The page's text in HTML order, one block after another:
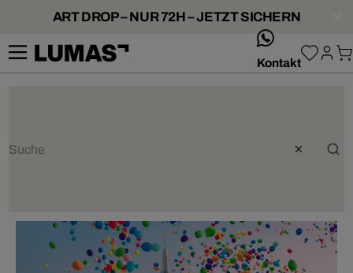
ART DROP – NUR 72H – JETZT SICHERN
Kontakt